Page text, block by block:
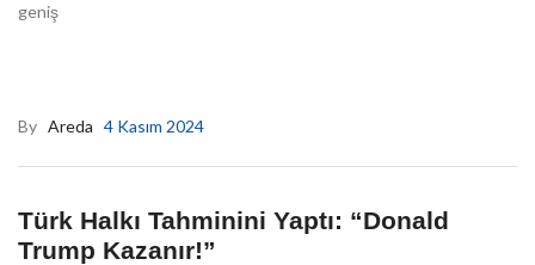
geniş
By Areda 4 Kasım 2024
Türk Halkı Tahminini Yaptı: “Donald
Trump Kazanır!”